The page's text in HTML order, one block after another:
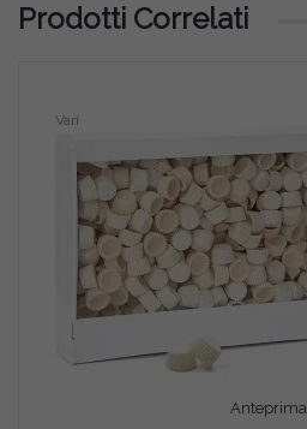
Prodotti Correlati
Anteprima
Vari